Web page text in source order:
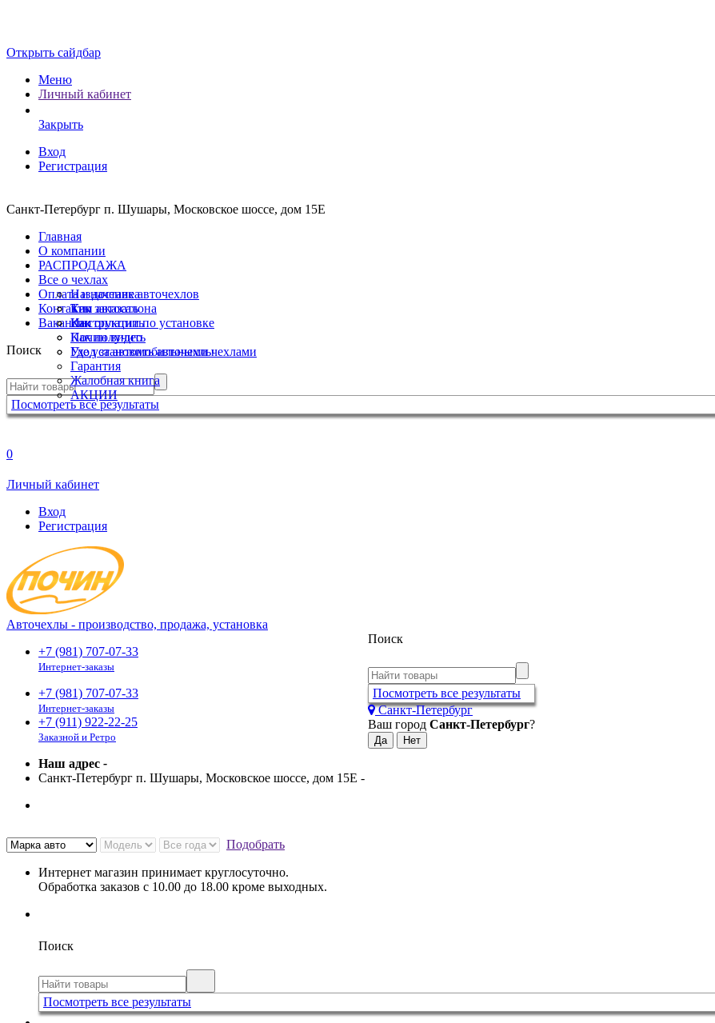
Открыть сайдбар
Меню
Личный кабинет
Закрыть
Вход
Регистрация
Санкт-Петербург п. Шушары, Московское шоссе, дом 15Е
Главная
О компании
РАСПРОДАЖА
Все о чехлах
Назначение авточехлов
Тип автосалона
Инструкции по установке
Почин видео
Уход за автомобильными чехлами
Оплата и доставка
Как заказать
Как оплатить
Как получить
Где установить авточехлы
Гарантия
Жалобная книга
АКЦИИ
Контакты
Вакансии
Поиск
Посмотреть все результаты
0
Личный кабинет
Вход
Регистрация
Авточехлы - производство, продажа, установка
+7 (981) 707-07-33
Интернет-заказы
+7 (981) 707-07-33
Интернет-заказы
+7 (911) 922-22-25
Заказной и Ретро
Наш адрес -
Санкт-Петербург п. Шушары, Московское шоссе, дом 15Е -
Поиск
Посмотреть все результаты
Санкт-Петербург
Ваш город Санкт-Петербург?
Подобрать
Интернет магазин принимает круглосуточно.
Обработка заказов с 10.00 до 18.00 кроме выходных.
Поиск
Посмотреть все результаты